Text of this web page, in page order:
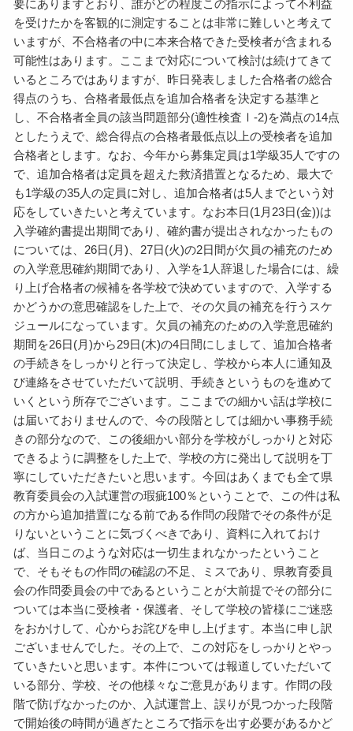
要にありますとおり、誰がどの程度この指示によって不利益
を受けたかを客観的に測定することは非常に難しいと考えて
いますが、不合格者の中に本来合格できた受検者が含まれる
可能性はあります。ここまで対応について検討は続けてきて
いるところではありますが、昨日発表しました合格者の総合
得点のうち、合格者最低点を追加合格者を決定する基準と
し、不合格者全員の該当問題部分(適性検査Ⅰ-2)を満点の14点
としたうえで、総合得点の合格者最低点以上の受検者を追加
合格者とします。なお、今年から募集定員は1学級35人ですの
で、追加合格者は定員を超えた救済措置となるため、最大で
も1学級の35人の定員に対し、追加合格者は5人までという対
応をしていきたいと考えています。なお本日(1月23日(金))は
入学確約書提出期間であり、確約書が提出されなかったもの
については、26日(月)、27日(火)の2日間が欠員の補充のため
の入学意思確約期間であり、入学を1人辞退した場合には、繰
り上げ合格者の候補を各学校で決めていますので、入学する
かどうかの意思確認をした上で、その欠員の補充を行うスケ
ジュールになっています。欠員の補充のための入学意思確約
期間を26日(月)から29日(木)の4日間にしまして、追加合格者
の手続きをしっかりと行って決定し、学校から本人に通知及
び連絡をさせていただいて説明、手続きというものを進めて
いくという所存でございます。ここまでの細かい話は学校に
は届いておりませんので、今の段階としては細かい事務手続
きの部分なので、この後細かい部分を学校がしっかりと対応
できるように調整をした上で、学校の方に発出して説明を丁
寧にしていただきたいと思います。今回はあくまでも全て県
教育委員会の入試運営の瑕疵100％ということで、この件は私
の方から追加措置になる前である作問の段階でその条件が足
りないということに気づくべきであり、資料に入れておけ
ば、当日このような対応は一切生まれなかったということ
で、そもそもの作問の確認の不足、ミスであり、県教育委員
会の作問委員会の中であるということが大前提でその部分に
ついては本当に受検者・保護者、そして学校の皆様にご迷惑
をおかけして、心からお詫びを申し上げます。本当に申し訳
ございませんでした。その上で、この対応をしっかりとやっ
ていきたいと思います。本件については報道していただいて
いる部分、学校、その他様々なご意見があります。作問の段
階で防げなかったのか、入試運営上、誤りが見つかった段階
で開始後の時間が過ぎたところで指示を出す必要があるかど